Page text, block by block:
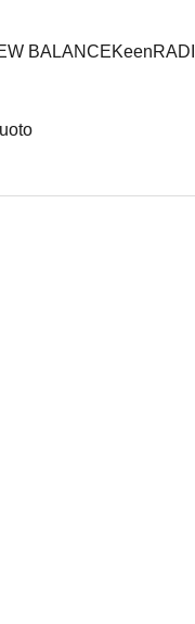
BALANCEKeen